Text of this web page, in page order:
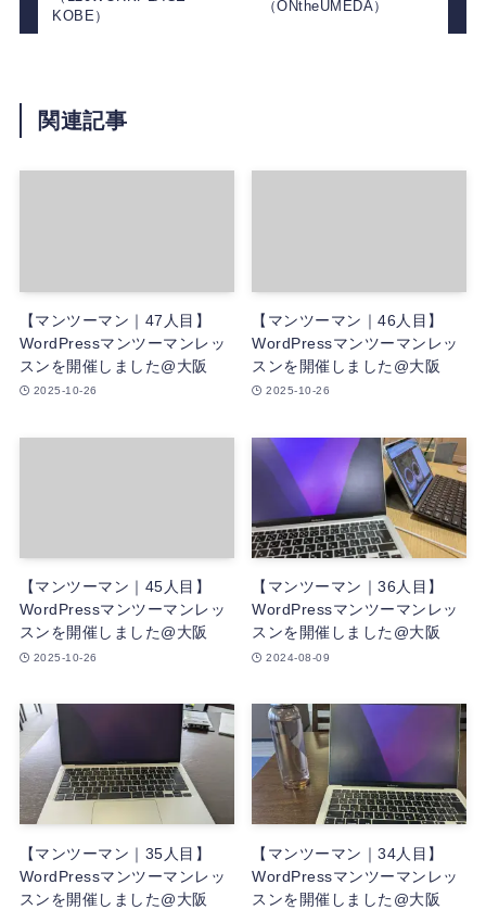
KOBE）
（ONtheUMEDA）
関連記事
【マンツーマン｜47人目】
WordPressマンツーマンレッ
スンを開催しました@大阪
2025-10-26
【マンツーマン｜46人目】
WordPressマンツーマンレッ
スンを開催しました@大阪
2025-10-26
【マンツーマン｜45人目】
WordPressマンツーマンレッ
スンを開催しました@大阪
2025-10-26
【マンツーマン｜36人目】
WordPressマンツーマンレッ
スンを開催しました@大阪
2024-08-09
【マンツーマン｜35人目】
WordPressマンツーマンレッ
スンを開催しました@大阪
【マンツーマン｜34人目】
WordPressマンツーマンレッ
スンを開催しました@大阪